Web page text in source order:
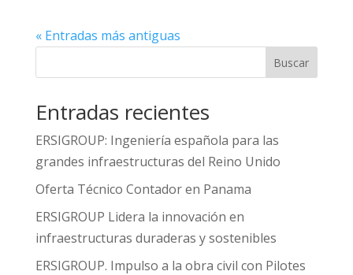
« Entradas más antiguas
Buscar
Entradas recientes
ERSIGROUP: Ingeniería española para las
grandes infraestructuras del Reino Unido
Oferta Técnico Contador en Panama
ERSIGROUP Lidera la innovación en
infraestructuras duraderas y sostenibles
ERSIGROUP. Impulso a la obra civil con Pilotes